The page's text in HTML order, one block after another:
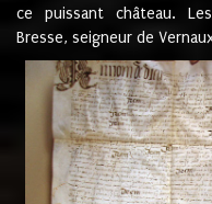
ce puissant château.
Bresse, seigneur de